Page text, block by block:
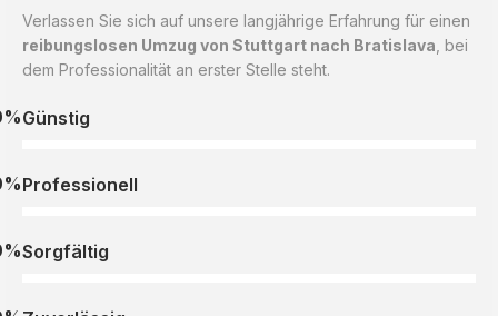
Verlassen Sie sich auf unsere langjährige Erfahrung für einen
reibungslosen Umzug von Stuttgart nach Bratislava , bei
dem Professionalität an erster Stelle steht.
Günstig
Professionell
Sorgfältig